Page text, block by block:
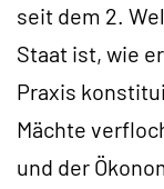
seit dem 2.
Staat ist, wie
Praxis
Mächte
und der